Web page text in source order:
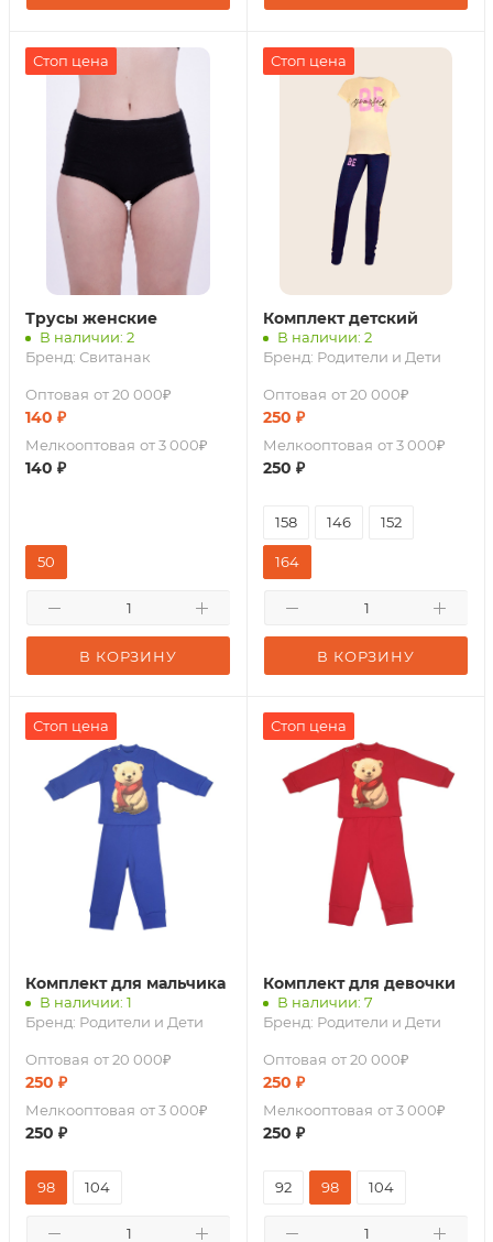
Стоп цена
Трусы женские
В наличии: 2
Бренд: Свитанак
Оптовая от 20 000₽
140 ₽
Мелкооптовая от 3 000₽
140 ₽
В КОРЗИНУ
50
Стоп цена
Комплект детский
В наличии: 2
Бренд: Родители и Дети
Оптовая от 20 000₽
250 ₽
Мелкооптовая от 3 000₽
250 ₽
В КОРЗИНУ
158 146 152
164
Стоп цена
Комплект для мальчика
В наличии: 1
Бренд: Родители и Дети
Оптовая от 20 000₽
250 ₽
Мелкооптовая от 3 000₽
250 ₽
98 104
Стоп цена
Комплект для девочки
В наличии: 7
Бренд: Родители и Дети
Оптовая от 20 000₽
250 ₽
Мелкооптовая от 3 000₽
250 ₽
92 98 104